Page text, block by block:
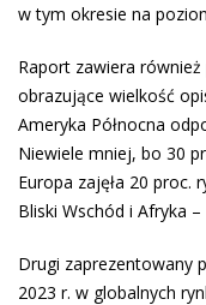
w tym okresie na
Raport zawiera
obrazujące wielkość
Ameryka Północna
Niewiele mniej, bo 30
Europa zajęła 20 proc.
Bliski Wschód i Afryka –
Drugi zaprezentowany
2023 r. w globalnych